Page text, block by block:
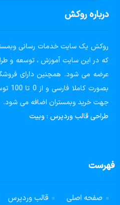
درباره روکش
روکش یک سایت خدمات رسانی
که در این سایت آموزش ، توسعه و
عرضه می شود. همچنین دارای
جهت خرید وبمستران اضافه می شود.
طراحی قالب وردپرس :وبیت
فهرست
صفحه اصلی قالب وردپرس